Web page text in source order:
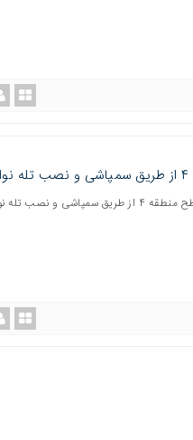
شهردار منطقه ۴ قم از مبارزه گسترده با آفات درختان سطح منطقه ۴ از طریق سمپاشی